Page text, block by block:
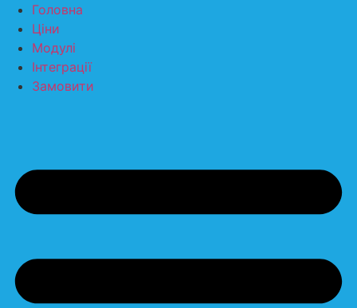
Перейти
вмісту
Головна
Ціни
Модулі
Інтеграції
Замовити